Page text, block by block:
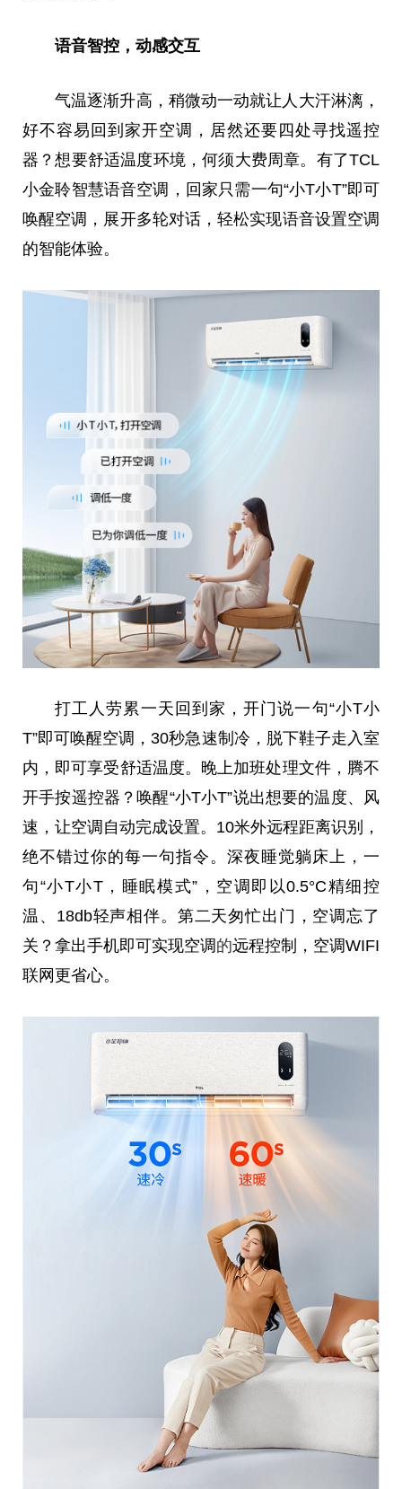
语音智控，动感交互
气温逐渐升高，稍微动一动就让人大汗淋漓，
好不容易回到家开空调，居然还要四处寻找遥控
器？想要舒适温度环境，何须大费周章。有了TCL
小金聆智慧语音空调，回家只需一句“小T小T”即可
唤醒空调，展开多轮对话，轻松实现语音设置空调
的智能体验。
打工人劳累一天回到家，开门说一句“小T小
T”即可唤醒空调，30秒急速制冷，脱下鞋子走入室
内，即可享受舒适温度。晚上加班处理文件，腾不
开手按遥控器？唤醒“小T小T”说出想要的温度、风
速，让空调自动完成设置。10米外远程距离识别，
绝不错过你的每一句指令。深夜睡觉躺床上，一
句“小T小T，睡眠模式”，空调即以0.5°C精细控
温、18db轻声相伴。第二天匆忙出门，空调忘了
关？拿出手机即可实现空调的远程控制，空调WIFI
联网更省心。